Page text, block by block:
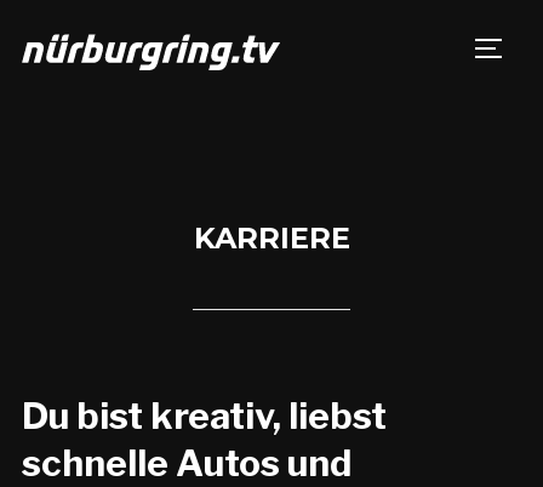
KARRIERE
Du bist kreativ, liebst
schnelle Autos und